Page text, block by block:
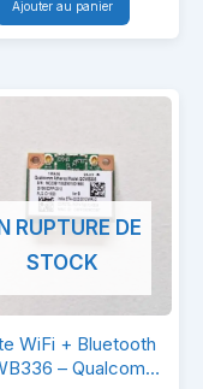
Bluetooth
Atheros
Ajouter au panier
Carte
WiFi
RUPTURE DE
STOCK
WiFi + Bluetooth
– Qualcomm